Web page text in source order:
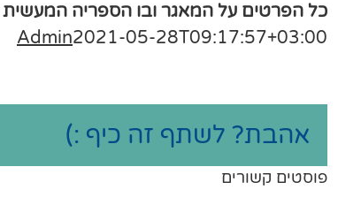
כל הפרטים על המאגר ובו הספריה
Admin2021-05-28T09:17:57+03:00
אהבת? לשתף זה כיף :)
פוסטים קשורים